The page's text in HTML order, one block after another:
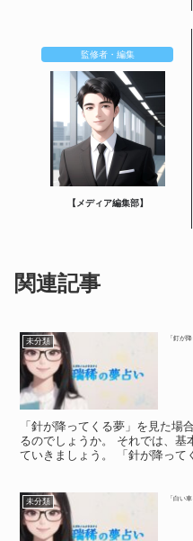
監修者・編集
【メディア編集部】
関連記事
未分類 「釘が
「針が降ってくる夢」を見た場
るのでしょうか。 それでは、基
ていきましょう。 「針が降って
未分類 「白い